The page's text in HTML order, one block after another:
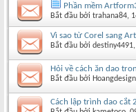
Phần mềm
Bắt đầu bởi trahana84‎,
Vì sao từ Corel sang
Bắt đầu bởi destiny4491
Hỏi về cách ăn dao
Bắt đầu bởi Hoangdesign
Cách lập trình dao cắt